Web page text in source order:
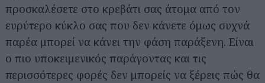
προσκαλέσετε στο κρεβάτι σας άτομα από τον
ευρύτερο κύκλο σας που δεν κάνετε όμως συχνά
παρέα μπορεί να κάνει την φάση παράξενη. Είναι
ο πιο υποκειμενικός παράγοντας και τις
περισσότερες φορές δεν μπορείς να ξέρεις πώς θα